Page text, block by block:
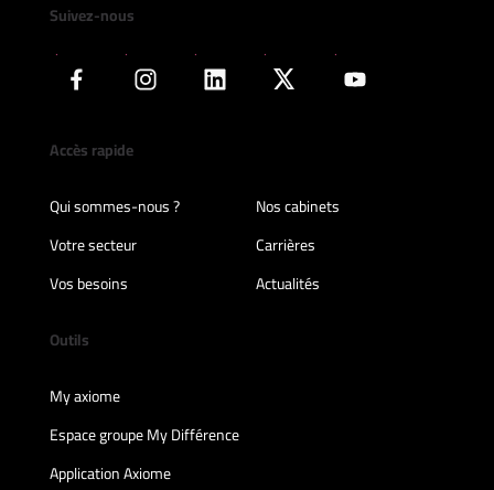
Suivez-nous
Accès rapide
Qui sommes-nous ?
Nos cabinets
Votre secteur
Carrières
Vos besoins
Actualités
Outils
My axiome
Espace groupe My Différence
Application Axiome